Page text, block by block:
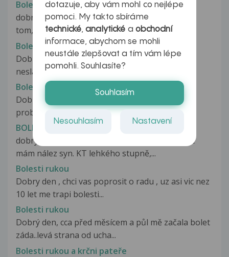
Bolesti rukou
dobry den pane doktore moje otazka zpociva v
tom,ze jsem vykonavala jednorazovou...
Bolesti rukou
Dobrý den, asi před měsícem(v týdnu v práci) -
nesla jsem si kávu v kelímku...
Bolesti rukou
Dobrý den Pane doktore. Delší dobu mi
probleskávají rukama nepříjemné bolesti,...
BOLESTI RUKOU
dobrý den prosím, má otázka spočívá v tom, že
mám nález syn. KT lehkého stupně,...
Bolesti rukou
Dobry den , chci vas poprosit o radu , uz asi vic nez
10 let me trapi bolesti...
Bolesti rukou
Dobrý den, cca před měsícem a půl mě začala bolet
záda..levá strana od ucha...
Bolesti rukou a krčni pateře
dotazuje, aby vám mohl co nejlépe
pomoci. My takto sbíráme
technické,analytické a obchodní
informace, abychom se mohli
neustále zlepšovat a tím vám lépe
pomohli. Souhlasíte?
Souhlasím
Nesouhlasím Nastavení